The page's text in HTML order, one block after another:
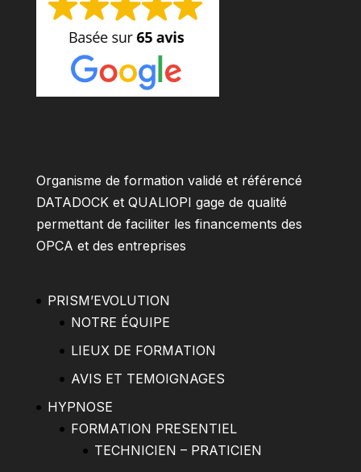
Organisme de formation validé et référencé
DATADOCK et QUALIOPI gage de qualité
permettant de faciliter les financements des
OPCA et des entreprises
PRISM’EVOLUTION
NOTRE ÉQUIPE
LIEUX DE FORMATION
AVIS ET TEMOIGNAGES
HYPNOSE
FORMATION PRESENTIEL
TECHNICIEN – PRATICIEN